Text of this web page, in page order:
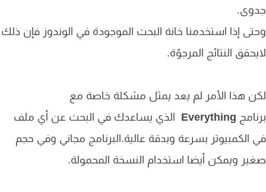
إذا استخدمنا خانة البحث الموجودة في الوندوز فإن ذلك
النتائج المرجوّة.
هذا الأمر لم يعد يمثل مشكلة خاصة مع
Everything الذي يساعدك في البحث عن أي ملف
بسرعة وبدقة عالية.البرنامج مجاني وفي حجم
ويمكن أيضا استخدام النسخة المحمولة.